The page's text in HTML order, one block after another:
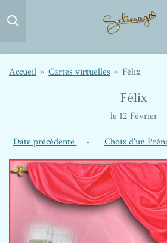
Passer
Accueil » Cartes virtuelles » Félix
Félix
le 12 Février
Date précédente - Choix d'un